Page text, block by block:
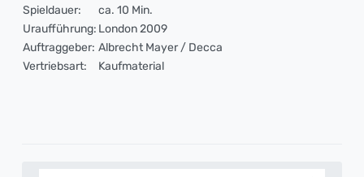
Spieldauer:
ca. 10 Min.
Uraufführung: London 2009
Auftraggeber: Albrecht Mayer / Decca
Vertriebsart:
Kaufmaterial